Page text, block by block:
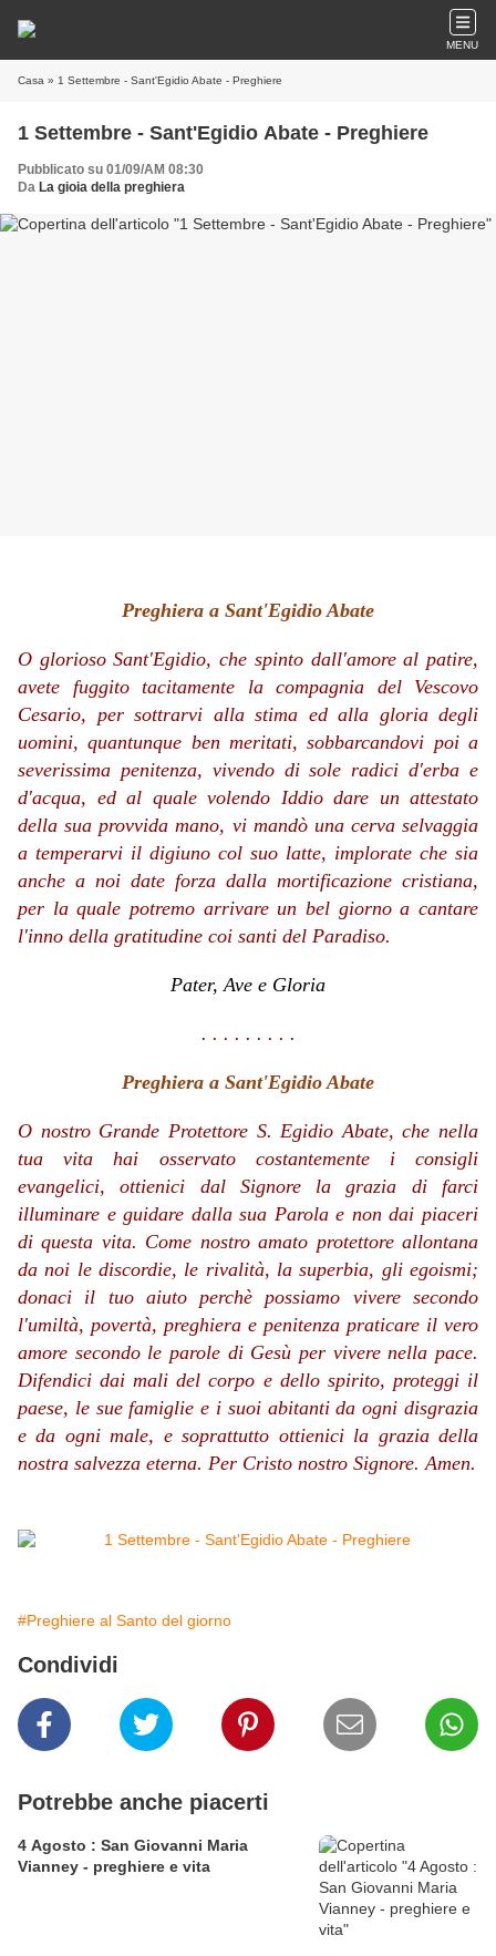
MENU
Casa » 1 Settembre - Sant'Egidio Abate - Preghiere
1 Settembre - Sant'Egidio Abate - Preghiere
Pubblicato su 01/09/AM 08:30
Da La gioia della preghiera
Preghiera a Sant'Egidio Abate
O glorioso Sant'Egidio, che spinto dall'amore al patire,
avete fuggito tacitamente la compagnia del Vescovo
Cesario, per sottrarvi alla stima ed alla gloria degli
uomini, quantunque ben meritati, sobbarcandovi poi a
severissima penitenza, vivendo di sole radici d'erba e
d'acqua, ed al quale volendo Iddio dare un attestato
della sua provvida mano, vi mandò una cerva selvaggia
a temperarvi il digiuno col suo latte, implorate che sia
anche a noi date forza dalla mortificazione cristiana,
per la quale potremo arrivare un bel giorno a cantare
l'inno della gratitudine coi santi del Paradiso.
Pater, Ave e Gloria
. . . . . . . . .
Preghiera a Sant'Egidio Abate
O nostro Grande Protettore S. Egidio Abate, che nella
tua vita hai osservato costantemente i consigli
evangelici, ottienici dal Signore la grazia di farci
illuminare e guidare dalla sua Parola e non dai piaceri
di questa vita. Come nostro amato protettore allontana
da noi le discordie, le rivalità, la superbia, gli egoismi;
donaci il tuo aiuto perchè possiamo vivere secondo
l'umiltà, povertà, preghiera e penitenza praticare il vero
amore secondo le parole di Gesù per vivere nella pace.
Difendici dai mali del corpo e dello spirito, proteggi il
paese, le sue famiglie e i suoi abitanti da ogni disgrazia
e da ogni male, e soprattutto ottienici la grazia della
nostra salvezza eterna. Per Cristo nostro Signore. Amen.
#Preghiere al Santo del giorno
Condividi
Potrebbe anche piacerti
4 Agosto : San Giovanni Maria
Vianney - preghiere e vita